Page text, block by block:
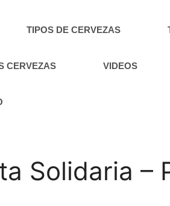
TIPOS DE CERVEZAS
CERVEZAS VIDEOS
Solidaria –